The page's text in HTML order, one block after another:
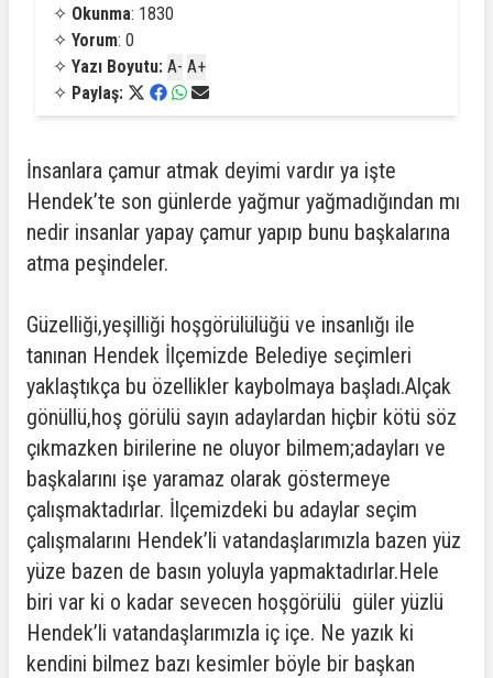
✧ Okunma: 1830
✧ Yorum: 0
✧ Yazı Boyutu: A- A+
✧ Paylaş:
İnsanlara çamur atmak deyimi vardır ya işte
Hendek’te son günlerde yağmur yağmadığından mı
nedir insanlar yapay çamur yapıp bunu başkalarına
atma peşindeler.
Güzelliği,yeşilliği hoşgörülülüğü ve insanlığı ile
tanınan Hendek İlçemizde Belediye seçimleri
yaklaştıkça bu özellikler kaybolmaya başladı.Alçak
gönüllü,hoş görülü sayın adaylardan hiçbir kötü söz
çıkmazken birilerine ne oluyor bilmem;adayları ve
başkalarını işe yaramaz olarak göstermeye
çalışmaktadırlar. İlçemizdeki bu adaylar seçim
çalışmalarını Hendek’li vatandaşlarımızla bazen yüz
yüze bazen de basın yoluyla yapmaktadırlar.Hele
biri var ki o kadar sevecen hoşgörülü güler yüzlü
Hendek’li vatandaşlarımızla iç içe. Ne yazık ki
kendini bilmez bazı kesimler böyle bir başkan